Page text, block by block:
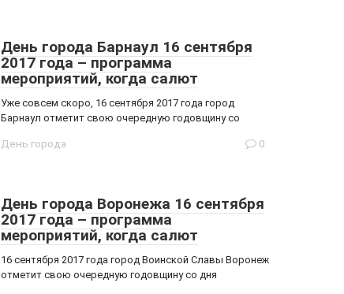
День города Барнаул 16 сентября
2017 года – программа
мероприятий, когда салют
Уже совсем скоро, 16 сентября 2017 года город
Барнаул отметит свою очередную годовщину со
День города 0
День города Воронежа 16 сентября
2017 года – программа
мероприятий, когда салют
16 сентября 2017 года город Воинской Славы Воронеж
отметит свою очередную годовщину со дня